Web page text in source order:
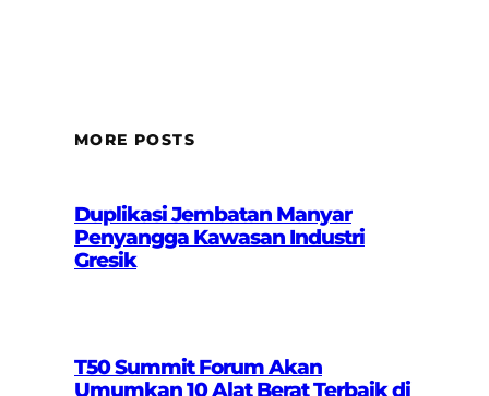
MORE POSTS
Duplikasi Jembatan Manyar
Penyangga Kawasan Industri
Gresik
T50 Summit Forum Akan
Umumkan 10 Alat Berat Terbaik di